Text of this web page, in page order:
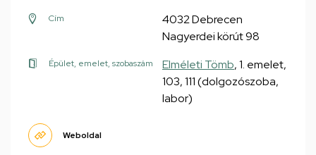
Cím
4032 Debrecen
Nagyerdei körút 98
Épület, emelet, szobaszám Elméleti Tömb, 1. emelet,
103, 111 (dolgozószoba,
labor)
Weboldal